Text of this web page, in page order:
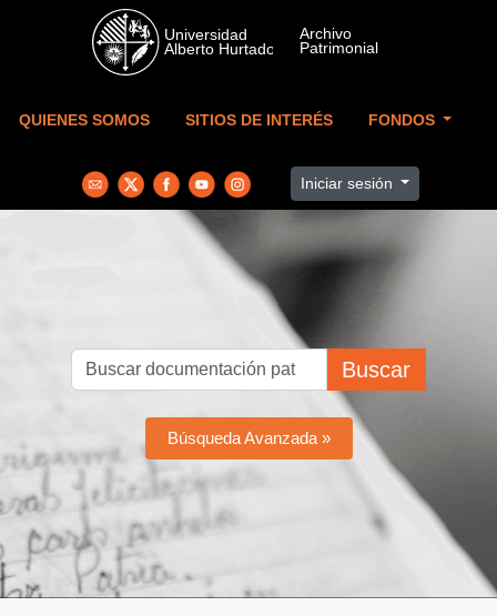
Skip to main content
QUIENES SOMOS SITIOS DE INTERÉS FONDOS
Iniciar sesión
Buscar
Búsqueda Avanzada »